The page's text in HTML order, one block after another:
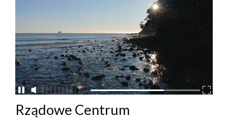
Rządowe Centrum